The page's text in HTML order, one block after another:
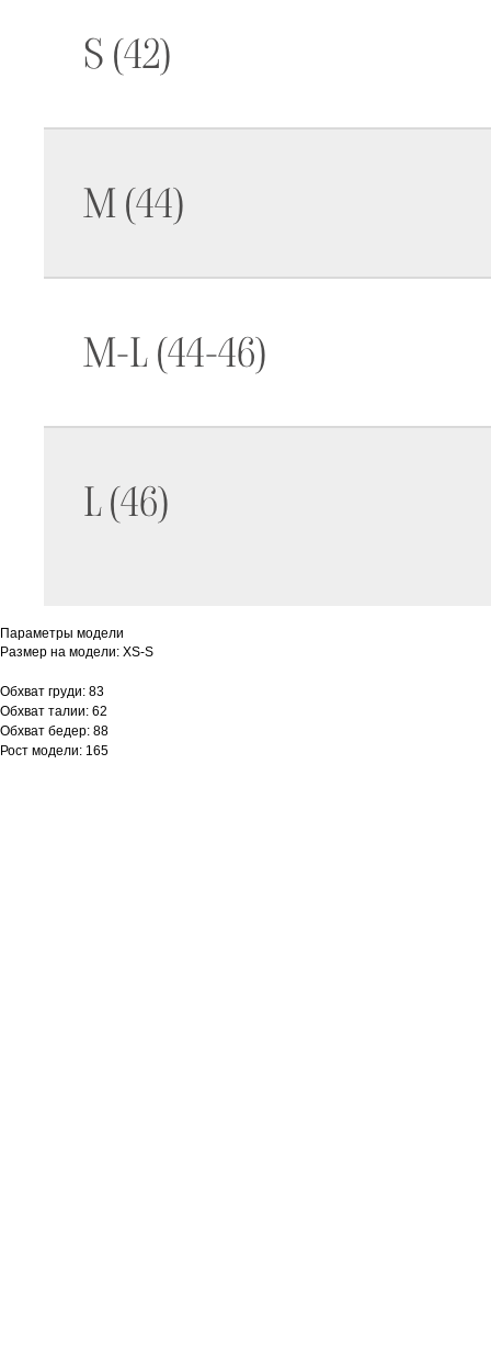
Параметры модели
Размер на модели: XS-S
Обхват груди: 83
Обхват талии: 62
Обхват бедер: 88
Рост модели: 165